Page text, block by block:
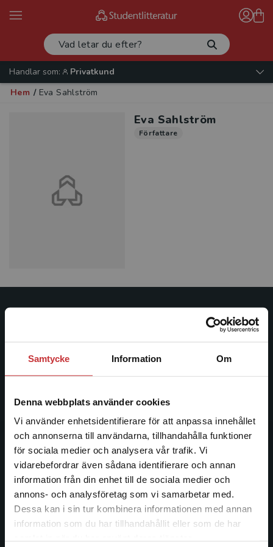
Samtycke Information Om
Denna webbplats använder cookies
Vi använder enhetsidentifierare för att anpassa innehållet
och annonserna till användarna, tillhandahålla funktioner
för sociala medier och analysera vår trafik. Vi
vidarebefordrar även sådana identifierare och annan
information från din enhet till de sociala medier och
annons- och analysföretag som vi samarbetar med.
Dessa kan i sin tur kombinera informationen med annan
information som du har tillhandahållit eller som de har
Begränsad fraktregion
Det verkar som att du besöker
Handlar som:
Privatkund
Hem / Eva Sahlström
Eva Sahlström
Författare
Studentlitteratur grundades 1963 och är idag Sveriges
ledande utbildningsförlag. Med läromedel, kurslitteratur,
facklitteratur, utbildningar och digitala
längs hela kunskapsresan.
Kontakta oss
Kontakta oss
046-31 20 00
Postadress:
Box 141
221 00 Lund